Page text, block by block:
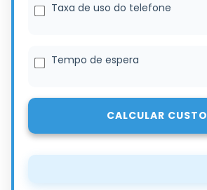
Taxa de uso do telefone
Tempo de espera
CALCULAR CUSTO